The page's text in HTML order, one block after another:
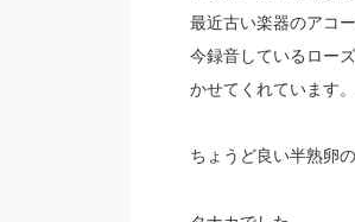
最近古い楽器のアコ
今録音しているロー
かせてくれています
ちょうど良い半熟卵